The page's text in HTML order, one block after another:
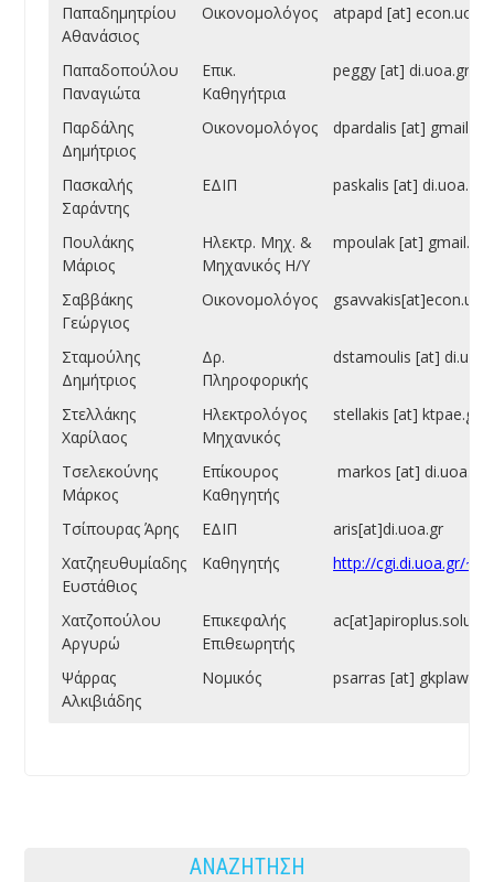
Παπαδημητρίου
Αθανάσιος
Οικονομολόγος atpapd [at]
Παπαδοπούλου
Παναγιώτα
Επικ.
Καθηγήτρια
peggy [at] di.uoa.gr
Παρδάλης
Δημήτριος
Οικονομολόγος dpardalis [at]
Πασκαλής
Σαράντης
ΕΔΙΠ paskalis [at] di.uoa.gr
Πουλάκης
Μάριος
Ηλεκτρ. Μηχ. &
Μηχανικός Η/Υ
mpoulak [at]
Σαββάκης
Γεώργιος
Οικονομολόγος
Σταμούλης
Δημήτριος
Δρ.
Πληροφορικής
dstamoulis [at]
Στελλάκης
Χαρίλαος
Ηλεκτρολόγος
Μηχανικός
stellakis [at] ktpae.gr
Τσελεκούνης
Μάρκος
Επίκουρος
Καθηγητής
markos [at] di.uoa.gr
Τσίπουρας Άρης ΕΔΙΠ
aris[at]di.uoa.gr
Χατζηευθυμίαδης
Ευστάθιος
Καθηγητής http://cgi.di.uoa.gr/
Χατζοπούλου
Αργυρώ
Επικεφαλής
Επιθεωρητής
Ψάρρας
Αλκιβιάδης
Νομικός psarras [at] gkplaw.gr
ΑΝΑΖΗΤΗΣΗ